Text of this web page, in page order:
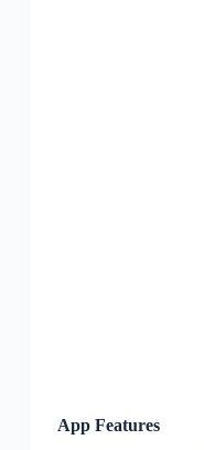
App Features